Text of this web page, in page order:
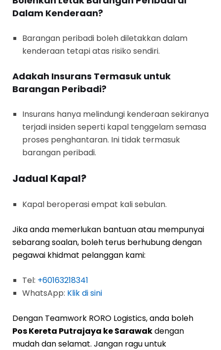
Dalam Kenderaan?
Barangan peribadi boleh diletakkan dalam
kenderaan tetapi atas risiko sendiri.
Adakah Insurans Termasuk untuk
Barangan Peribadi?
Insurans hanya melindungi kenderaan sekiranya
terjadi insiden seperti kapal tenggelam semasa
proses penghantaran. Ini tidak termasuk
barangan peribadi.
Jadual Kapal?
Kapal beroperasi empat kali sebulan.
Jika anda memerlukan bantuan atau mempunyai
sebarang soalan, boleh terus berhubung dengan
pegawai khidmat pelanggan kami:
Tel: +60163218341
WhatsApp: Klik di sini
Dengan Teamwork RORO Logistics, anda boleh
Pos Kereta Putrajaya ke Sarawakdengan
mudah dan selamat. Jangan ragu untuk